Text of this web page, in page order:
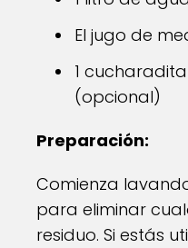
El jugo de
1
(opcional)
Preparación:
Comienza
para eliminar
residuo. Si estás